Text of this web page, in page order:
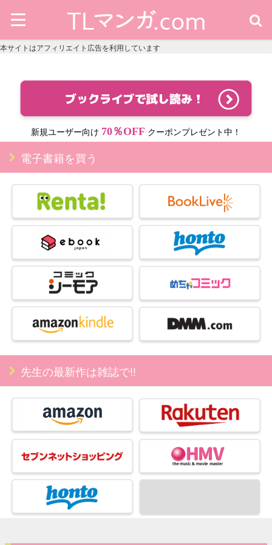
本サイトはアフィリエイト広告を利用しています
新規ユーザー向け 70％OFF クーポンプレゼント中！
電子書籍を買う
先生の最新作は雑誌で!!